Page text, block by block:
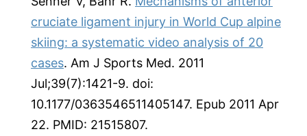
cruciate ligament injury in World Cup alpine
skiing: a systematic video analysis of 20
cases. Am J Sports Med. 2011
Jul;39(7):1421-9. doi:
10.1177/0363546511405147. Epub 2011 Apr
22. PMID: 21515807.